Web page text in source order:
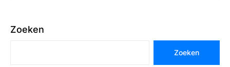
Zoeken
Zoeken